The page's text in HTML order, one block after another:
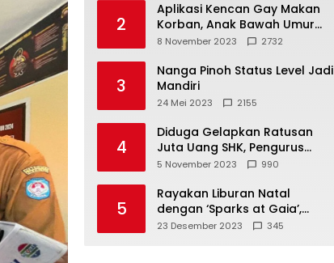
2
Aplikasi Kencan Gay Makan
Korban, Anak Bawah Umur
Jadi Korban Persetubuhan
8 November 2023 2732
3
Nanga Pinoh Status Level Jadi
Mandiri
24 Mei 2023 2155
4
Diduga Gelapkan Ratusan
Juta Uang SHK, Pengurus
Koperasi SUB Dilaporkan ke
5 November 2023 990
5
Rayakan Liburan Natal
dengan ‘Sparks at Gaia’,
Sajikan Tempat Foto Estetik
23 Desember 2023 345